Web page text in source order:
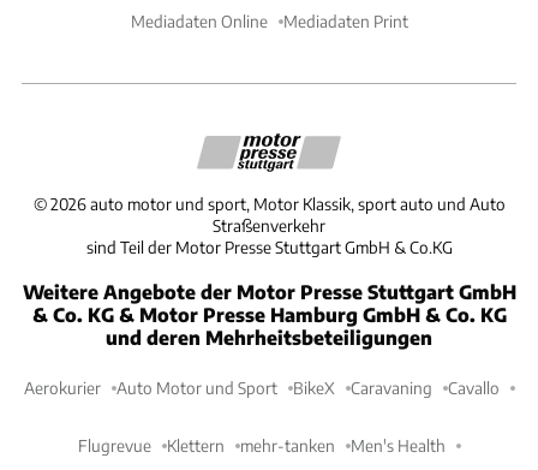
Mediadaten Online Mediadaten Print
©2026 auto motor und sport, Motor Klassik, sport auto und Auto
Straßenverkehr
sind Teil der Motor Presse Stuttgart GmbH & Co.KG
Weitere Angebote der Motor Presse Stuttgart GmbH
& Co. KG & Motor Presse Hamburg GmbH & Co. KG
und deren Mehrheitsbeteiligungen
Aerokurier Auto Motor und Sport BikeX Caravaning Cavallo
Flugrevue Klettern mehr-tanken Men's Health